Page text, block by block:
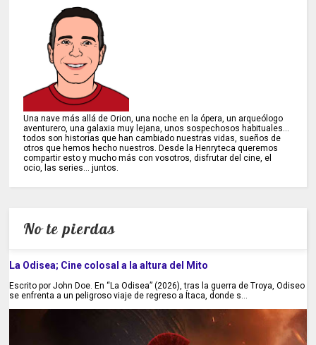
Una nave más allá de Orion, una noche en la ópera, un arqueólogo
aventurero, una galaxia muy lejana, unos sospechosos habituales...
todos son historias que han cambiado nuestras vidas, sueños de
otros que hemos hecho nuestros. Desde la Henryteca queremos
compartir esto y mucho más con vosotros, disfrutar del cine, el
ocio, las series... juntos.
No te pierdas
La Odisea; Cine colosal a la altura del Mito
Escrito por John Doe. En “La Odisea” (2026), tras la guerra de Troya, Odiseo
se enfrenta a un peligroso viaje de regreso a Ítaca, donde s...